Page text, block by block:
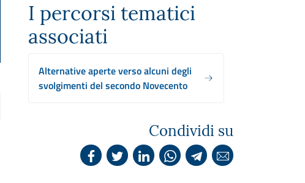
I percorsi tematici
associati
Alternative aperte verso alcuni degli
svolgimenti del secondo Novecento
Condividi su